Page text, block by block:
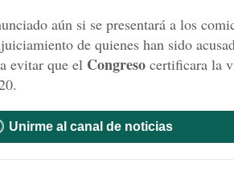
aún si se presentará a los
de quienes han sido
evitar que el Congreso certificara la
Unirme al canal de noticias